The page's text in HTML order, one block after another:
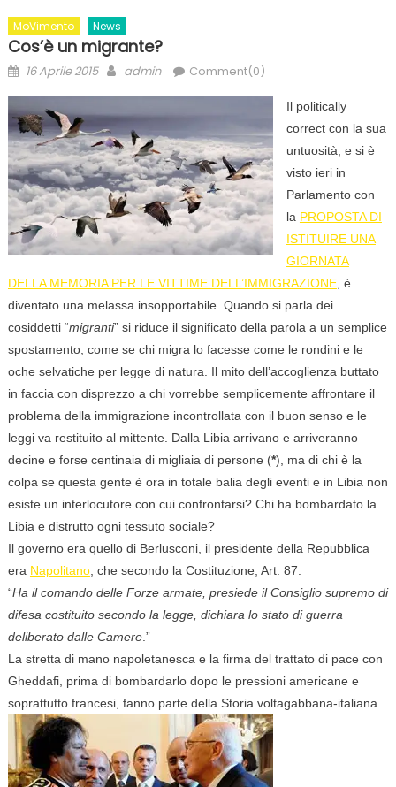
MoVimento News
Cos’è un migrante?
Posted
16 Aprile 2015 Author
admin Comment(0)
Il politically
correct con la sua
untuosità, e si è
visto ieri in
Parlamento con
la PROPOSTA DI
ISTITUIRE UNA
GIORNATA
DELLA MEMORIA PER LE VITTIME DELL’IMMIGRAZIONE, è
diventato una melassa insopportabile. Quando si parla dei
cosiddetti “migranti” si riduce il significato della parola a un semplice
spostamento, come se chi migra lo facesse come le rondini e le
oche selvatiche per legge di natura. Il mito dell’accoglienza buttato
in faccia con disprezzo a chi vorrebbe semplicemente affrontare il
problema della immigrazione incontrollata con il buon senso e le
leggi va restituito al mittente. Dalla Libia arrivano e arriveranno
decine e forse centinaia di migliaia di persone (*), ma di chi è la
colpa se questa gente è ora in totale balia degli eventi e in Libia non
esiste un interlocutore con cui confrontarsi? Chi ha bombardato la
Libia e distrutto ogni tessuto sociale?
Il governo era quello di Berlusconi, il presidente della Repubblica
era Napolitano, che secondo la Costituzione, Art. 87:
“Ha il comando delle Forze armate, presiede il Consiglio supremo di
difesa costituito secondo la legge, dichiara lo stato di guerra
deliberato dalle Camere.”
La stretta di mano napoletanesca e la firma del trattato di pace con
Gheddafi, prima di bombardarlo dopo le pressioni americane e
soprattutto francesi, fanno parte della Storia voltagabbana-italiana.